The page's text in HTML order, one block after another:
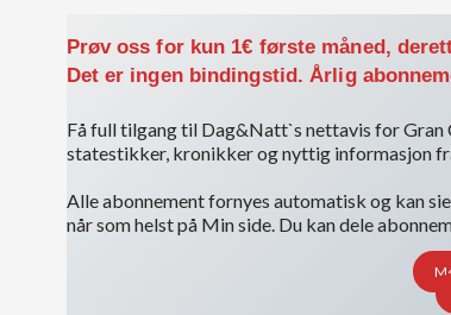
Prøv oss for kun 1€ første måned,
Det er ingen bindingstid. Årlig
Få full tilgang til Dag&Natt`s nettavis for Gran
statestikker, kronikker og nyttig informasjon
Alle abonnement fornyes automatisk og kan
når som helst på Min side. Du kan dele